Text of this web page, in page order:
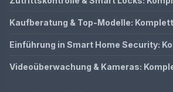
Kaufberatung & Top-Modelle:
Einführung in Smart Home Security:
Videoüberwachung & Kameras: